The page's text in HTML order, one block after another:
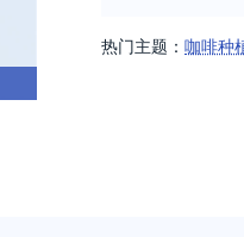
热门主题： 咖啡种